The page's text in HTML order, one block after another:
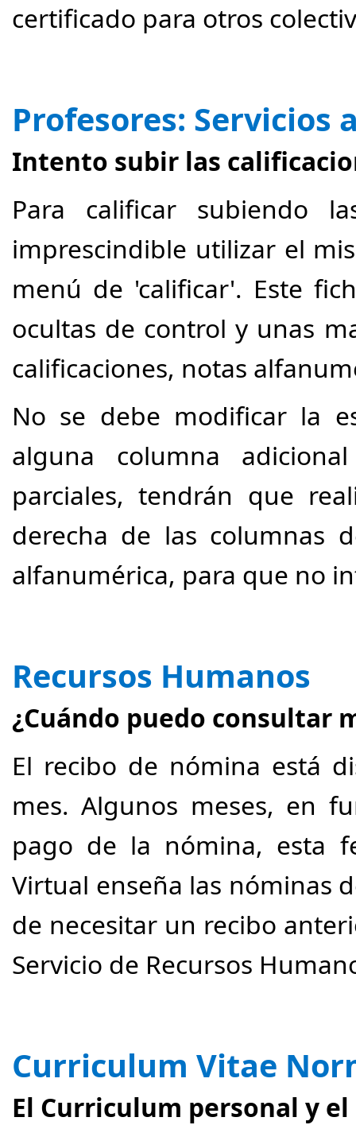
certificado para otros
Profesores: Servicios
Intento subir las
Para calificar subiendo
imprescindible utilizar el
menú de 'calificar'. Este
ocultas de control y unas
calificaciones, notas
No se debe modificar la
alguna columna
parciales, tendrán que
derecha de las columnas
alfanumérica, para que no
Recursos Humanos
¿Cuándo puedo consultar
El recibo de nómina está
mes. Algunos meses, en
pago de la nómina, esta
Virtual enseña las nóminas
de necesitar un recibo
Servicio de Recursos
Curriculum Vitae
El Curriculum personal y